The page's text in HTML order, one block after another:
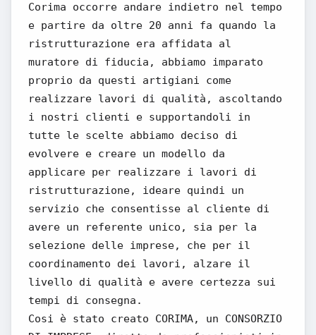
Corima occorre andare indietro nel tempo
e partire da oltre 20 anni fa quando la
ristrutturazione era affidata al
muratore di fiducia, abbiamo imparato
proprio da questi artigiani come
realizzare lavori di qualità, ascoltando
i nostri clienti e supportandoli in
tutte le scelte abbiamo deciso di
evolvere e creare un modello da
applicare per realizzare i lavori di
ristrutturazione, ideare quindi un
servizio che consentisse al cliente di
avere un referente unico, sia per la
selezione delle imprese, che per il
coordinamento dei lavori, alzare il
livello di qualità e avere certezza sui
tempi di consegna.
Cosi è stato creato CORIMA, un CONSORZIO